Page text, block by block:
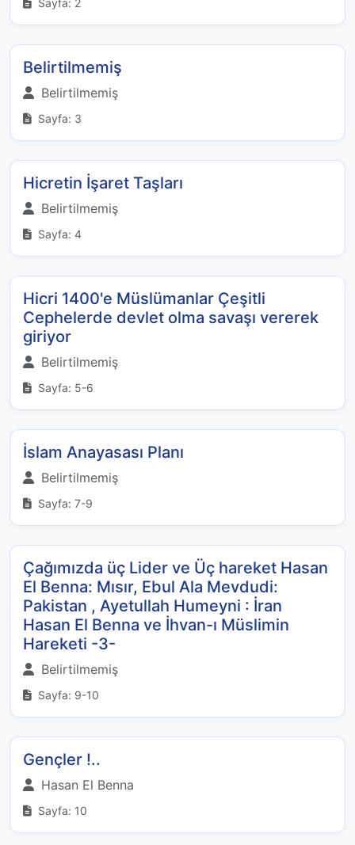
Sayfa: 2
Belirtilmemiş
Belirtilmemiş
Sayfa: 3
Hicretin İşaret Taşları
Belirtilmemiş
Sayfa: 4
Hicri 1400'e Müslümanlar Çeşitli
Cephelerde devlet olma savaşı vererek
giriyor
Belirtilmemiş
Sayfa: 5-6
İslam Anayasası Planı
Belirtilmemiş
Sayfa: 7-9
Çağımızda üç Lider ve Üç hareket Hasan
El Benna: Mısır, Ebul Ala Mevdudi:
Pakistan , Ayetullah Humeyni : İran
Hasan El Benna ve İhvan-ı Müslimin
Hareketi -3-
Belirtilmemiş
Sayfa: 9-10
Gençler !..
Hasan El Benna
Sayfa: 10